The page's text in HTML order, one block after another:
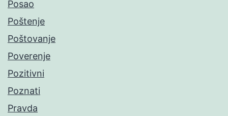
Posao
Poštenje
Poštovanje
Poverenje
Pozitivni
Poznati
Pravda